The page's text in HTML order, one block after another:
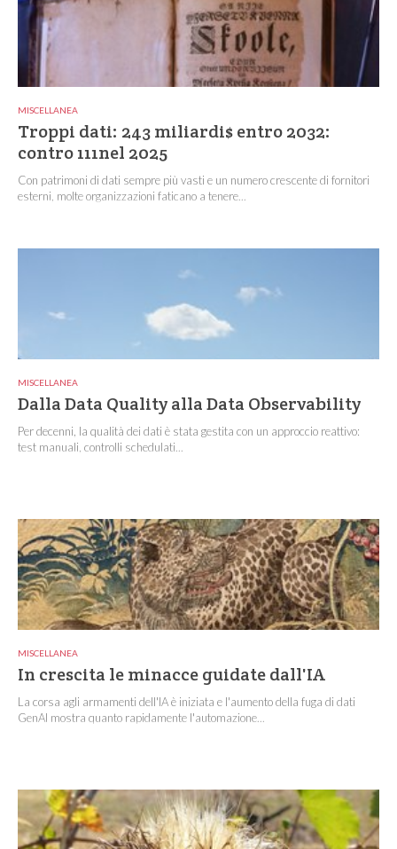
MISCELLANEA
Troppi dati: 243 miliardi$ entro 2032:
contro 111nel 2025
Con patrimoni di dati sempre più vasti e un numero crescente di fornitori
esterni, molte organizzazioni faticano a tenere...
MISCELLANEA
Dalla Data Quality alla Data Observability
Per decenni, la qualità dei dati è stata gestita con un approccio reattivo:
test manuali, controlli schedulati...
MISCELLANEA
In crescita le minacce guidate dall'IA
La corsa agli armamenti dell'IA è iniziata e l'aumento della fuga di dati
GenAI mostra quanto rapidamente l'automazione...